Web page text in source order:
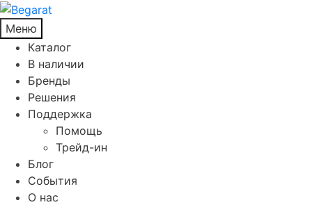
Меню
Каталог
В наличии
Бренды
Решения
Поддержка
Помощь
Трейд-ин
Блог
События
О нас